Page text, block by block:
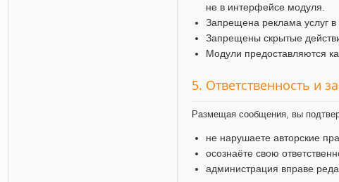
не в интерфейсе модуля.
Запрещена реклама услуг
Запрещены скрытые
Модули предоставляются
5. Ответственность и
Размещая сообщения, вы
не нарушаете авторские
осознаёте свою
администрация вправе